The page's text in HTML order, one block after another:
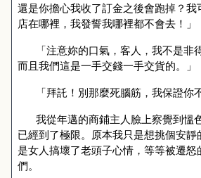
還是你擔心我收了訂金之後會跑掉？我
店在哪裡，我發誓我哪裡都不會去！」
「注意妳的口氣，客人，我不是非
而且我們這是一手交錢一手交貨的。」
「拜託！別那麼死腦筋，我保證你
我從年邁的商鋪主人臉上察覺到慍
已經到了極限。原本我只是想挑個安
是女人搞壞了老頭子心情，等等被遷怒
們。